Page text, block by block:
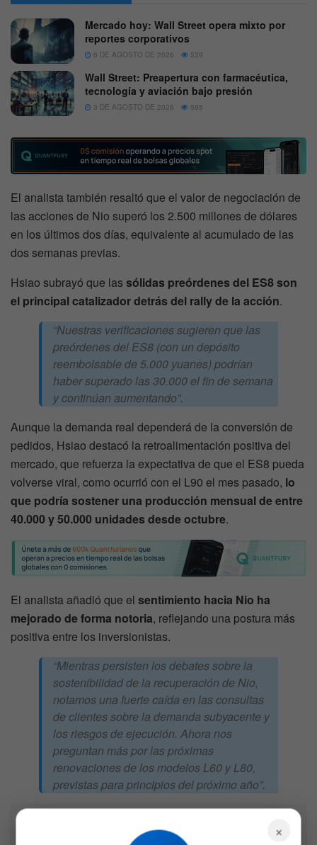
Mercado hoy: Wall Street opera mixto por
reportes corporativos
6 DE AGOSTO DE 2026 539
Wall Street: Preapertura con farmacéutica,
tecnología y aviación bajo presión
3 DE AGOSTO DE 2026 595
El analista también resaltó que el valor de negociación de
las acciones de Nio superó los 2.500 millones de dólares
en los últimos dos días, equivalente al acumulado de las
dos semanas previas.
Hsiao subrayó que lassólidas preórdenes del ES8 son
el principal catalizador detrás del rally de la acción.
“Nuestras verificaciones sugieren que las
preórdenes del ES8 (con un depósito
reembolsable de 5.000 yuanes) podrían
haber superado las 30.000 el fin de semana
y continúan aumentando”.
Aunque la demanda real dependerá de la conversión de
pedidos, Hsiao destacó la retroalimentación positiva del
mercado, que refuerza la expectativa de que el ES8 pueda
volverse viral, como ocurrió con el L90 el mes pasado, lo
que podría sostener una producción mensual de entre
40.000 y 50.000 unidades desde octubre.
El analista añadió que el sentimiento hacia Nio ha
mejorado de forma notoria, reflejando una postura más
positiva entre los inversionistas.
“Mientras persisten los debates sobre la
sostenibilidad de la recuperación de Nio,
notamos una fuerte caída en las consultas
de clientes sobre la demanda subyacente y
los riesgos de ejecución. Ahora nos
preguntan más por las próximas
renovaciones de los modelos L60 y L80,
previstas para principios del próximo año”.
encontrada en Bitfinanzas es dada con la mejor
×